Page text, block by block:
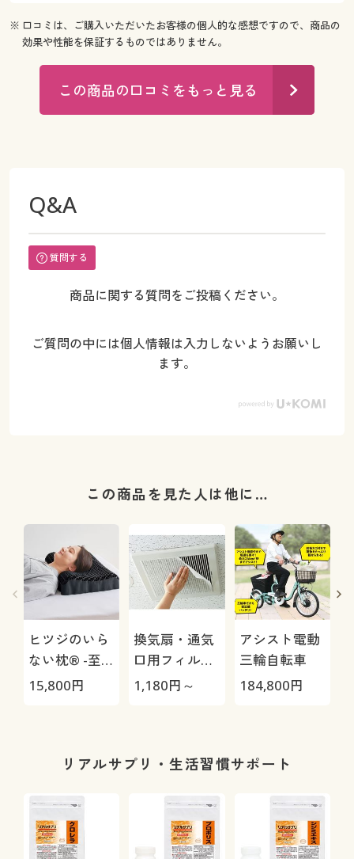
※ 口コミは、ご購入いただいたお客様の個人的な感想ですので、商品の
効果や性能を保証するものではありません。
この商品の口コミをもっと見る
Q&A
質問する
商品に関する質問をご投稿ください。
ご質問の中には個人情報は入力しないようお願いし
ます。
この商品を見た人は他に…
ヒツジのいら
ない枕® -至
極-
15,800円
換気扇・通気
口用フィルタ
ー(24枚組)
1,180円～
アシスト電動
三輪自転車
184,800円
リアルサプリ・生活習慣サポート